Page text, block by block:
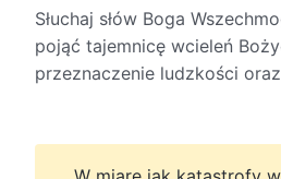
Słuchaj słów Boga
pojąć tajemnicę wcieleń
przeznaczenie ludzkości